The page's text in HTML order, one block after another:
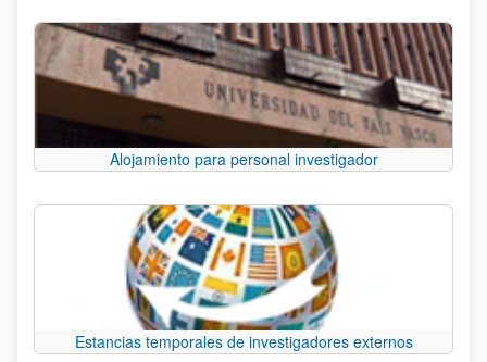
Alojamiento para personal investigador
Estancias temporales de investigadores externos